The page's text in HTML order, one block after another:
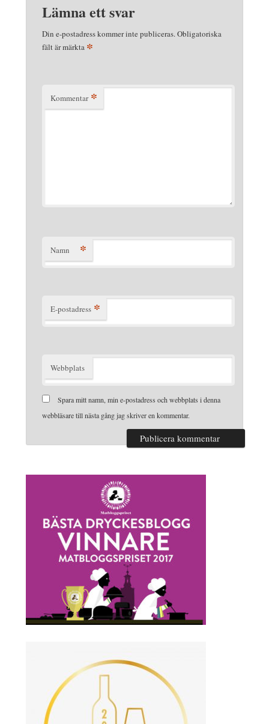
Lämna ett svar
Din e-postadress kommer inte publiceras. Obligatoriska
fält är märkta *
Kommentar *
Namn *
E-postadress *
Webbplats
Spara mitt namn, min e-postadress och webbplats i denna
webbläsare till nästa gång jag skriver en kommentar.